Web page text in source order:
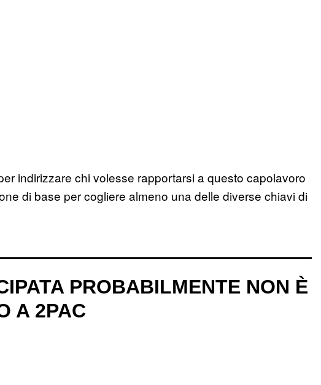
indirizzare chi volesse rapportarsi a questo capolavoro
di base per cogliere almeno una delle diverse chiavi di
PROBABILMENTE NON È
A 2PAC